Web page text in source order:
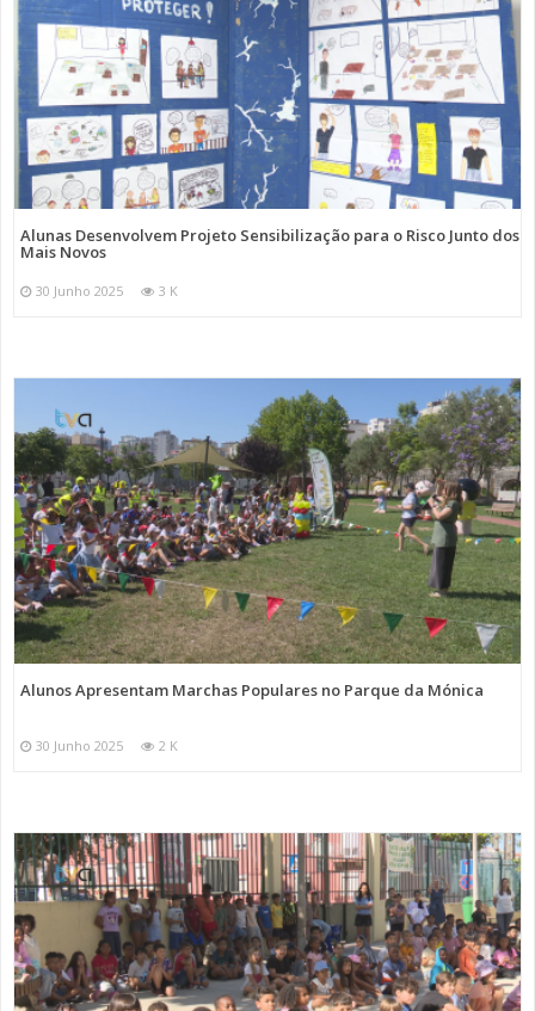
Alunas Desenvolvem Projeto Sensibilização para o Risco Junto dos
Mais Novos
30 Junho 2025 3 K
Alunos Apresentam Marchas Populares no Parque da Mónica
30 Junho 2025 2 K